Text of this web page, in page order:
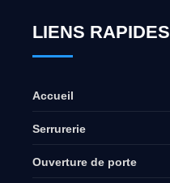
LIENS RAPIDES
Accueil
Serrurerie
Ouverture de porte